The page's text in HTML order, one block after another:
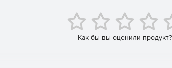
с нормативными требованиями и
санитарно-эпидемиологических мероприятий.
Как бы вы оценили продукт?